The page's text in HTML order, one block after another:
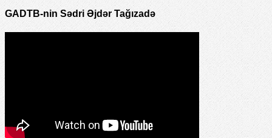
GADTB-nin Sədri Əjdər Tağızadə